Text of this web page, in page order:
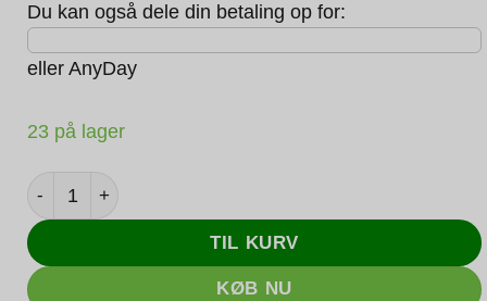
Du kan også dele din betaling op for:
eller AnyDay
23 på lager
TIL KURV
KØB NU